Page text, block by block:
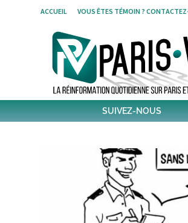
ACCUEIL VOUS ÊTES TÉMOIN ?
SUIVEZ-NOUS
6,489